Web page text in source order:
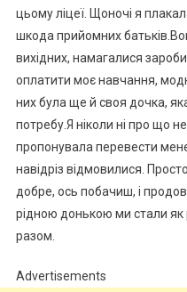
цьому ліцеї. Щоночі я
шкода прийомних
вихідних, намагалися
оплатити моє навчання,
них була ще й своя дочка,
потребу.Я ніколи ні про що
пропонувала перевести
навідріз відмовилися.
добре, ось побачиш, і
рідною донькою ми стали як
разом.
Advertisements